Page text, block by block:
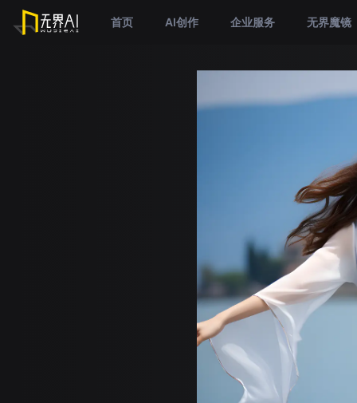
首页 AI创作 企业服务 无界魔镜